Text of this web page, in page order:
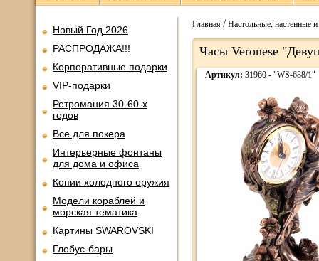
Новый Год 2026
РАСПРОДАЖА!!!
Корпоративные подарки
VIP-подарки
Ретромания 30-60-х
годов
Все для покера
Интерьерные фонтаны
для дома и офиса
Копии холодного оружия
Модели кораблей и
морская тематика
Картины SWAROVSKI
Глобус-бары
Главная/Настольные, настенные
Часы Veronese
Артикул: 31960 - "WS-688/1"